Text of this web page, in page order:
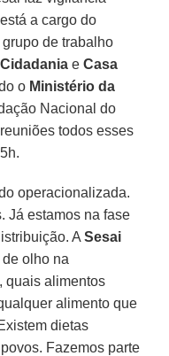
a cargo do
grupo de trabalho
eCasa
o Ministério da
Nacional do
todos esses
operacionalizada.
Já estamos na fase
ASesai
olho na
, quais alimentos
alimento que
dietas
Fazemos parte